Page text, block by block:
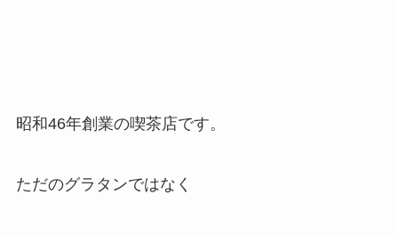
昭和46年創業の喫茶店です。
ただのグラタンではなく